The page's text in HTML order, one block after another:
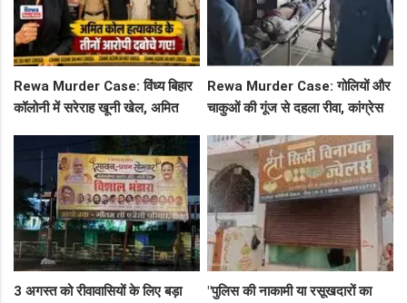
Rewa Murder Case: विंध्य बिहार
कॉलोनी में सरेराह खूनी खेल, अमित
Rewa Murder Case: गोलियों और
चाकुओं की गूंज से दहला रीवा, कांग्रेस
गिरफ्तार!
3 अगस्त को रीवावासियों के लिए बड़ा
"पुलिस की नाकामी या रसूखदारों का